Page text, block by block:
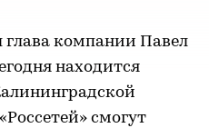
глава компании Павел
находится
смогут